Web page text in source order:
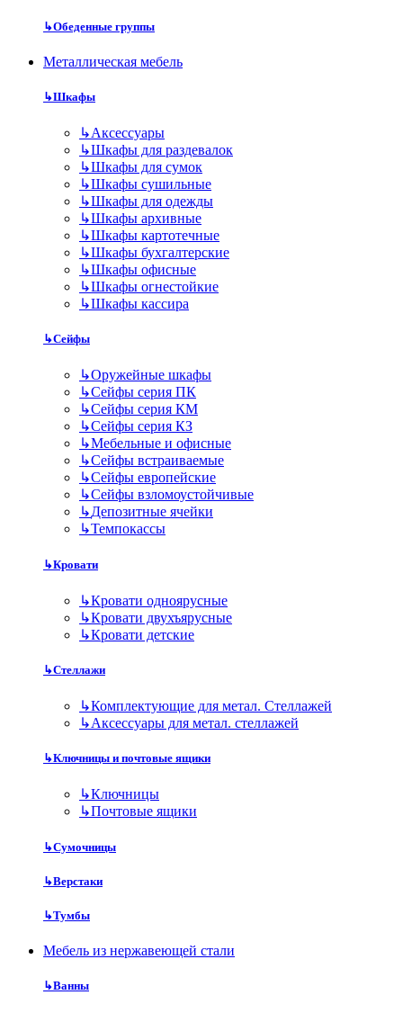
↳Обеденные группы
Металлическая мебель
↳Шкафы
↳Аксессуары
↳Шкафы для раздевалок
↳Шкафы для сумок
↳Шкафы сушильные
↳Шкафы для одежды
↳Шкафы архивные
↳Шкафы картотечные
↳Шкафы бухгалтерские
↳Шкафы офисные
↳Шкафы огнестойкие
↳Шкафы кассира
↳Сейфы
↳Оружейные шкафы
↳Сейфы серия ПК
↳Сейфы серия КМ
↳Сейфы серия КЗ
↳Мебельные и офисные
↳Сейфы встраиваемые
↳Сейфы европейские
↳Сейфы взломоустойчивые
↳Депозитные ячейки
↳Темпокассы
↳Кровати
↳Кровати одноярусные
↳Кровати двухъярусные
↳Кровати детские
↳Стеллажи
↳Комплектующие для метал. Стеллажей
↳Аксессуары для метал. стеллажей
↳Ключницы и почтовые ящики
↳Ключницы
↳Почтовые ящики
↳Сумочницы
↳Верстаки
↳Тумбы
Мебель из нержавеющей стали
↳Ванны